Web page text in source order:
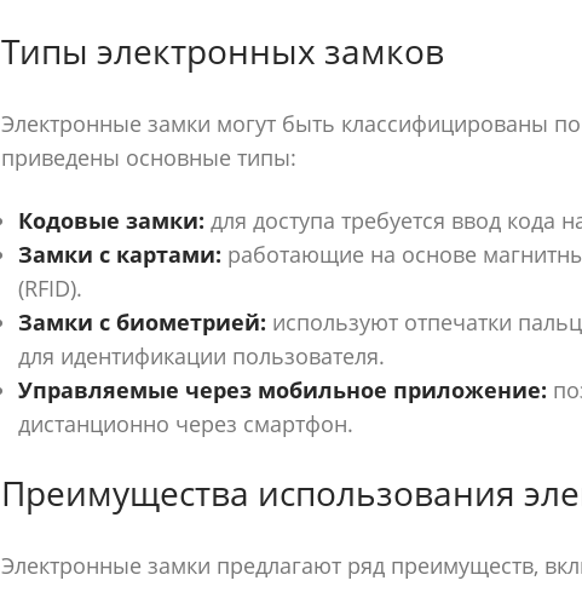
Типы электронных замков
Электронные замки могут быть классифицированы
приведены основные типы:
Кодовые замки: для доступа требуется ввод кода
Замки с картами: работающие на основе
(RFID).
Замки с биометрией: используют отпечатки
для идентификации пользователя.
Управляемые через мобильное приложение:
дистанционно через смартфон.
Преимущества использования
Электронные замки предлагают ряд преимуществ,